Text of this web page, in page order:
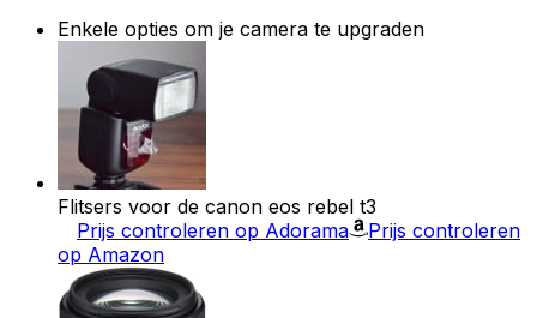
Enkele opties om je camera te upgraden
Flitsers voor de canon eos rebel t3
Prijs controleren op Adorama
Prijs controleren
op Amazon